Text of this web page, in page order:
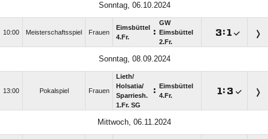
Sonntag, 06.10.2024
10:00 Meisterschaftsspiel Frauen
Eimsbüttel
4.Fr.
:
GW
Eimsbüttel
2.Fr.
:
Sonntag, 08.09.2024
13:00 Pokalspiel Frauen
Lieth/​
Holsatia/​
Sparriesh.
1.Fr. SG
:
Eimsbüttel
4.Fr.
: 
Mittwoch, 06.11.2024